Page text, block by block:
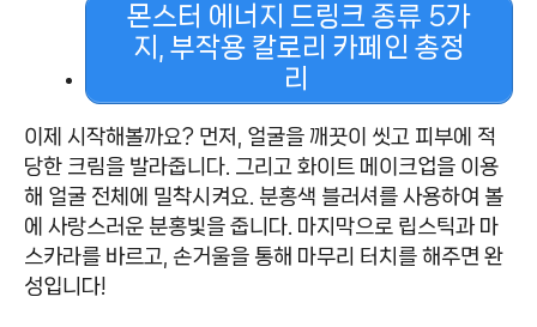
몬스터 에너지 드링크 종류 5가
지, 부작용 칼로리 카페인 총정
리
이제 시작해볼까요? 먼저, 얼굴을 깨끗이 씻고 피부에 적
당한 크림을 발라줍니다. 그리고 화이트 메이크업을 이용
해 얼굴 전체에 밀착시켜요. 분홍색 블러셔를 사용하여 볼
에 사랑스러운 분홍빛을 줍니다. 마지막으로 립스틱과 마
스카라를 바르고, 손거울을 통해 마무리 터치를 해주면 완
성입니다!